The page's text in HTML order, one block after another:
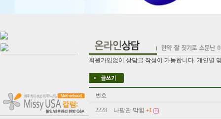
회원가입없이 상담글 작성이 가능합니다. 개인별
번호
2228 나팔관 막힘 +1